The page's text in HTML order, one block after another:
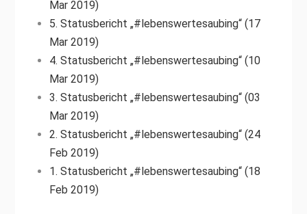
Mar 2019)
5. Statusbericht „#lebenswertesaubing“ (17
Mar 2019)
4. Statusbericht „#lebenswertesaubing“ (10
Mar 2019)
3. Statusbericht „#lebenswertesaubing“ (03
Mar 2019)
2. Statusbericht „#lebenswertesaubing“ (24
Feb 2019)
1. Statusbericht „#lebenswertesaubing“ (18
Feb 2019)